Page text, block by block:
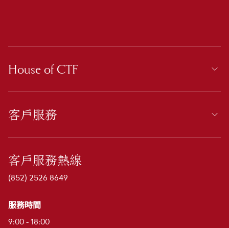
House of CTF
客戶服務
客戶服務熱線
(852) 2526 8649
服務時間
9:00 - 18:00